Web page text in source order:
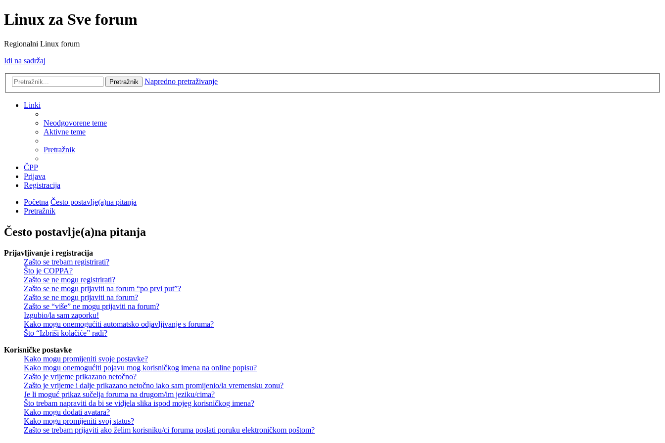
Linux za Sve forum
Regionalni Linux forum
Idi na sadržaj
Pretražnik Napredno pretraživanje
Linki
Neodgovorene teme
Aktivne teme
Pretražnik
ČPP
Prijava
Registracija
Početna Često postavlje(a)na pitanja
Pretražnik
Često postavlje(a)na pitanja
Prijavljivanje i registracija
Zašto se trebam registrirati?
Što je COPPA?
Zašto se ne mogu registrirati?
Zašto se ne mogu prijaviti na forum “po prvi put”?
Zašto se ne mogu prijaviti na forum?
Zašto se “više” ne mogu prijaviti na forum?
Izgubio/la sam zaporku!
Kako mogu onemogućiti automatsko odjavljivanje s foruma?
Što “Izbriši kolačiće” radi?
Korisničke postavke
Kako mogu promijeniti svoje postavke?
Kako mogu onemogućiti pojavu mog korisničkog imena na online popisu?
Zašto je vrijeme prikazano netočno?
Zašto je vrijeme i dalje prikazano netočno iako sam promijenio/la vremensku zonu?
Je li moguć prikaz sučelja foruma na drugom/im jeziku/cima?
Što trebam napraviti da bi se vidjela slika ispod mojeg korisničkog imena?
Kako mogu dodati avatara?
Kako mogu promijeniti svoj status?
Zašto se trebam prijaviti ako želim korisniku/ci foruma poslati poruku elektroničkom poštom?